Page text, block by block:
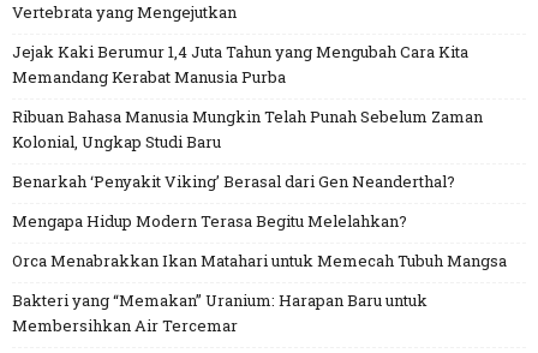
Vertebrata yang Mengejutkan
Jejak Kaki Berumur 1,4 Juta Tahun yang Mengubah Cara Kita
Memandang Kerabat Manusia Purba
Ribuan Bahasa Manusia Mungkin Telah Punah Sebelum Zaman
Kolonial, Ungkap Studi Baru
Benarkah ‘Penyakit Viking’ Berasal dari Gen Neanderthal?
Mengapa Hidup Modern Terasa Begitu Melelahkan?
Orca Menabrakkan Ikan Matahari untuk Memecah Tubuh Mangsa
Bakteri yang “Memakan” Uranium: Harapan Baru untuk
Membersihkan Air Tercemar